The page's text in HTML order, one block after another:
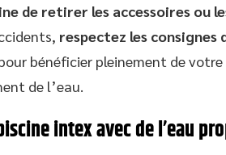
de retirer les accessoires ou
respectez les consignes
bénéficier pleinement de
de l’eau.
intex avec de l’eau